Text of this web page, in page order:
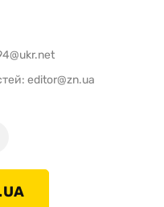
editor@zn.ua